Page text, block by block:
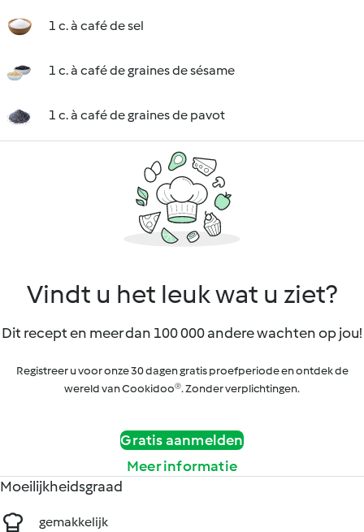
1 c. à café de sel
1 c. à café de graines de sésame
1 c. à café de graines de pavot
Vindt u het leuk wat u ziet?
Dit recept en meer dan 100 000 andere wachten op jou!
Registreer u voor onze 30 dagen gratis proefperiode en ontdek de
wereld van Cookidoo®. Zonder verplichtingen.
Gratis aanmelden
Meer informatie
Moeilijkheidsgraad
gemakkelijk